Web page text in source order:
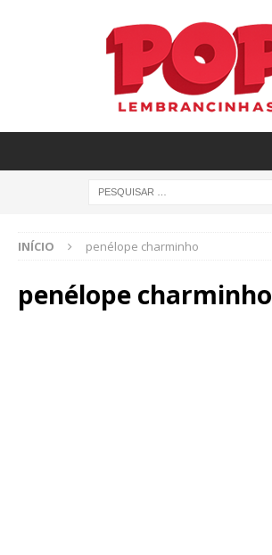
INÍCIO penélope charminho
penélope charminho